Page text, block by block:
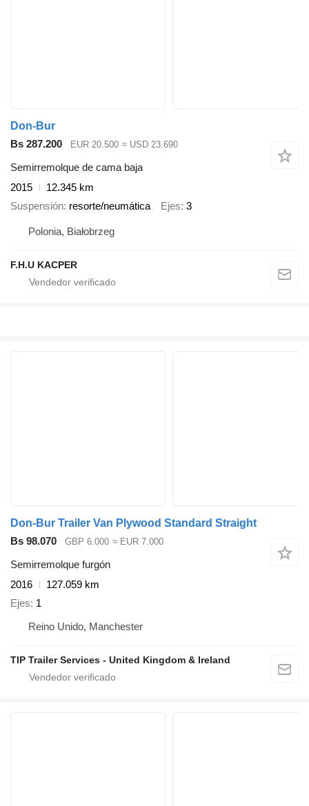
Don-Bur
Bs 287.200
EUR 20.500 ≈ USD 23.690
Semirremolque de cama baja
2015
12.345 km
Suspensión resorte/neumática Ejes 3
Polonia, Białobrzeg
F.H.U KACPER
Don-Bur Trailer Van Plywood Standard Straight
Bs 98.070
GBP 6.000 ≈ EUR 7.000
Semirremolque furgón
2016
127.059 km
Ejes 1
Reino Unido, Manchester
TIP Trailer Services - United Kingdom & Ireland